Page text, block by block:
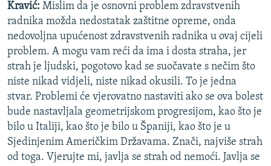
Kravić: Mislim da je osnovni problem zdravstvenih
radnika možda nedostatak zaštitne opreme, onda
nedovoljna upućenost zdravstvenih radnika u ovaj cijeli
problem. A mogu vam reći da ima i dosta straha, jer
strah je ljudski, pogotovo kad se suočavate s nečim što
niste nikad vidjeli, niste nikad okusili. To je jedna
stvar. Problemi će vjerovatno nastaviti ako se ova bolest
bude nastavljala geometrijskom progresijom, kao što je
bilo u Italiji, kao što je bilo u Španiji, kao što je u
Sjedinjenim Američkim Državama. Znači, najviše strah
od toga. Vjerujte mi, javlja se strah od nemoći. Javlja se